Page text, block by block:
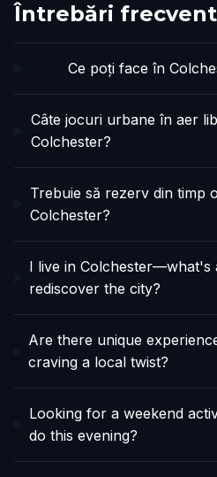
Întrebări
Ce poți face în
Câte jocuri urbane în aer
Colchester?
Trebuie să rezerv din timp
Colchester?
I live in Colchester—what's
rediscover the city?
Are there unique
craving a local twist?
Looking for a weekend
do this evening?